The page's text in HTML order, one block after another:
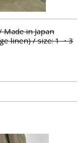
Made in Japan
linen) / size: 1 ・3